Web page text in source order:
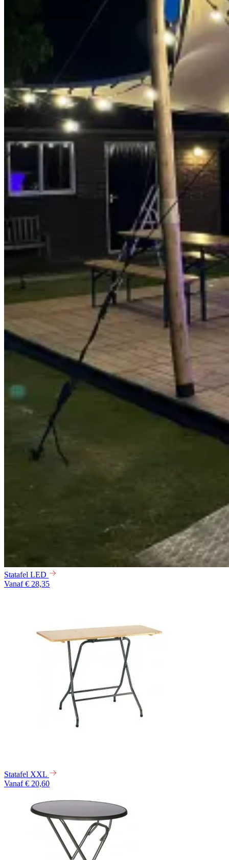
Statafel LED
Vanaf € 28,35
Statafel XXL
Vanaf € 20,60